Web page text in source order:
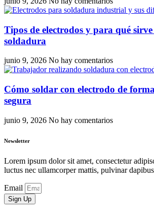
Tipos de electrodos y para qué
soldadura
junio 9, 2026 No hay comentarios
Cómo soldar con electrodo de
segura
junio 9, 2026 No hay comentarios
Newsletter
Lorem ipsum dolor sit amet, consectetur
luctus nec ullamcorper mattis, pulvinar
Email
Sign Up